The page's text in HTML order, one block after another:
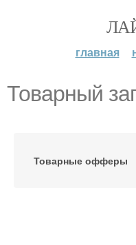
главная
Товарный
Товарные офферы